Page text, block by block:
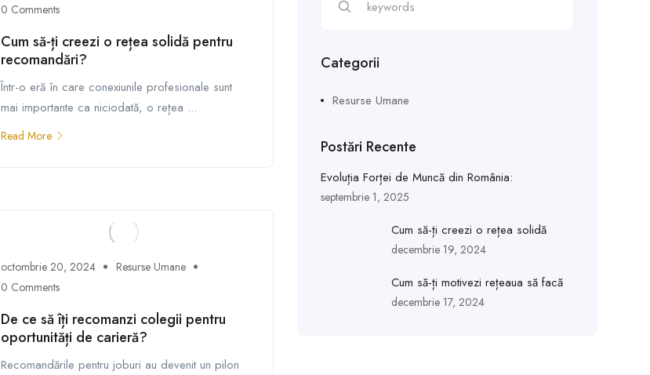
0 Comments
Cum să-ți creezi o rețea solidă pentru
recomandări?
Într-o eră în care conexiunile profesionale sunt
mai importante ca niciodată, o rețea ...
Read More
octombrie 20, 2024
Resurse Umane
0 Comments
De ce să îți recomanzi colegii pentru
oportunități de carieră?
Recomandările pentru joburi au devenit un pilon
Categorii
Resurse Umane
Postări Recente
Evoluția Forței de Muncă din România:
septembrie 1, 2025
Cum să-ți creezi o rețea solidă
decembrie 19, 2024
Cum să-ți motivezi rețeaua să facă
decembrie 17, 2024